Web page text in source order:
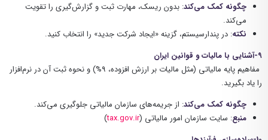
چگونه کمک می‌کند: بدون ریسک، مهارت ثبت و گزارش‌گیری را تقویت
می‌کند.
نکته: در پندارسیستم، گزینه «ایجاد شرکت جدید» را انتخاب کنید.
9-آشنایی با مالیات و قوانین ایران
مفاهیم پایه مالیاتی (مثل مالیات بر ارزش افزوده، 9%) و نحوه ثبت آن در نرم‌افزار
را یاد بگیرید.
چگونه کمک می‌کند: از جریمه‌های سازمان مالیاتی جلوگیری می‌کند.
منبع: سایت سازمان امور مالیاتی (tax.gov.ir
)